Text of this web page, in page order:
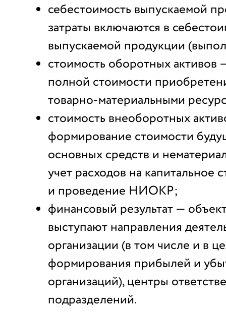
себестоимость выпускаемой
затраты включаются в
выпускаемой продукции
стоимость оборотных
полной стоимости
товарно-материальными
стоимость внеоборотных
формирование стоимости
основных средств и
учет расходов на капитальное
и проведение НИОКР;
финансовый результат —
выступают направления
организации (в том числе и в
формирования прибылей и
организаций), центры
подразделений.